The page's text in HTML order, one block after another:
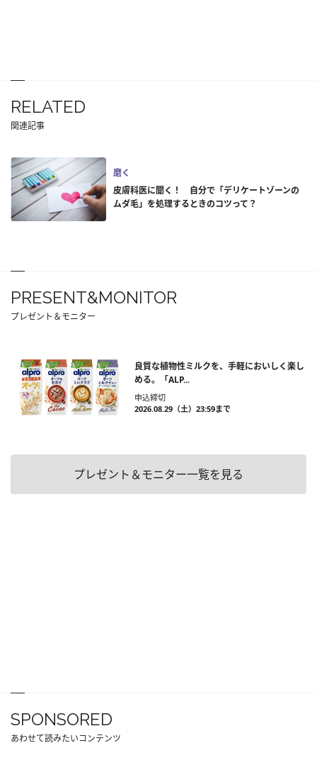
RELATED
関連記事
磨く
皮膚科医に聞く！ 自分で「デリケートゾーンの
ムダ毛」を処理するときのコツって？
PRESENT&MONITOR
プレゼント＆モニター
良質な植物性ミルクを、手軽においしく楽し
める。「ALP...
申込締切
2026.08.29（土）23:59まで
プレゼント＆モニター一覧を見る
SPONSORED
あわせて読みたいコンテンツ